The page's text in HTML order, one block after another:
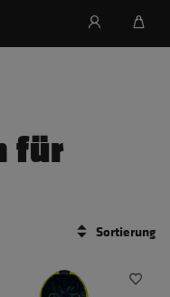
für
Sortierung